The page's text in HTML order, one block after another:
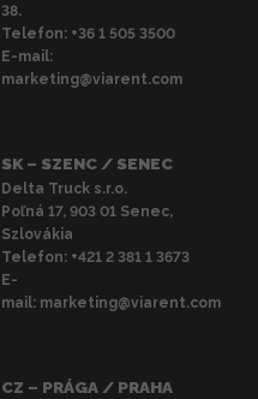
38.
Telefon: +36 1 505 3500
E-mail:
marketing@viarent.com
SK – SZENC / SENEC
Delta Truck s.r.o.
Poľná 17, 903 01 Senec,
Szlovákia
Telefon: +421 2 381 1 3673
E-
mail: marketing@viarent.com
CZ – PRÁGA / PRAHA